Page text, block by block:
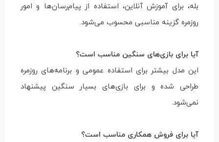
بله، برای آموزش آنلاین، استفاده از پیام‌رسان‌ها و امور
روزمره گزینه مناسبی محسوب می‌شود.
آیا برای بازی‌های سنگین مناسب است؟
این مدل بیشتر برای استفاده عمومی و برنامه‌های روزمره
طراحی شده و برای بازی‌های بسیار سنگین پیشنهاد
نمی‌شود.
آیا برای فروش همکاری مناسب است؟